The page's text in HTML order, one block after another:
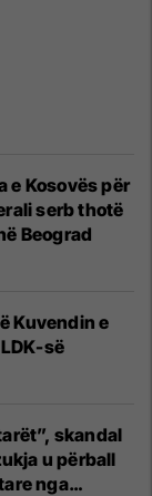
e Kosovës për
serb thotë
Beograd
Kuvendin e
së
skandal
u përball
nga